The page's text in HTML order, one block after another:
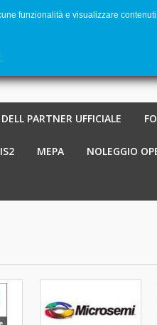
DELL PARTNER UFFICIALE
MEPA NOLEGGIO
funzionalità e visualizzare